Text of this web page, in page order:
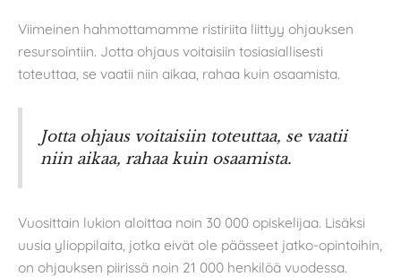
Viimeinen hahmottamamme ristiriita liittyy ohjauksen
resursointiin. Jotta ohjaus voitaisiin tosiasiallisesti
toteuttaa, se vaatii niin aikaa, rahaa kuin osaamista.
Jotta ohjaus voitaisiin toteuttaa, se vaatii
niin aikaa, rahaa kuin osaamista.
Vuosittain lukion aloittaa noin 30 000 opiskelijaa. Lisäksi
uusia ylioppilaita, jotka eivät ole päässeet jatko-opintoihin,
on ohjauksen piirissä noin 21 000 henkilöä vuodessa.